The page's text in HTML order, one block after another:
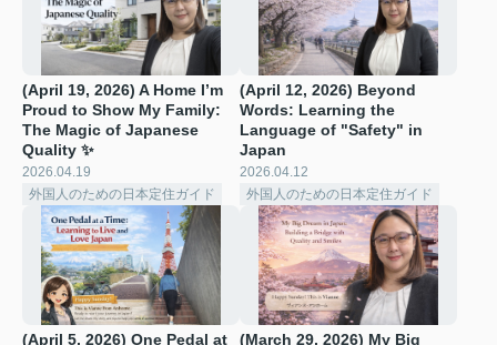
(April 19, 2026) A Home I’m
Proud to Show My Family:
The Magic of Japanese
Quality ✨
2026.04.19
外国人のための日本定住ガイド
(April 12, 2026) Beyond
Words: Learning the
Language of "Safety" in
Japan
2026.04.12
外国人のための日本定住ガイド
(April 5, 2026) One Pedal at
(March 29, 2026) My Big